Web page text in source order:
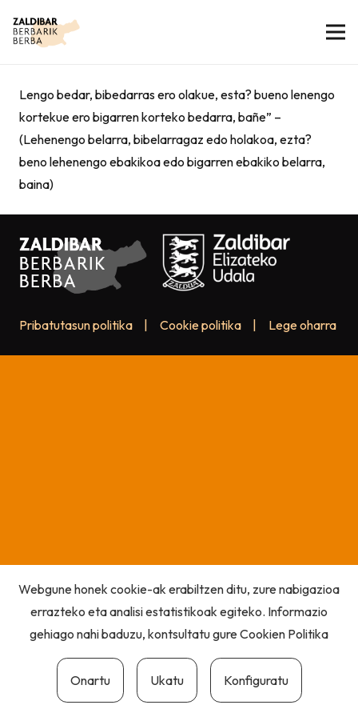
Lengo bedar, bibedarras ero olakue, esta? bueno lenengo
kortekue ero bigarren korteko bedarra, bañe” –
(Lehenengo belarra, bibelarragaz edo holakoa, ezta?
beno lehenengo ebakikoa edo bigarren ebakiko belarra,
baina)
Pribatutasun politika Cookie politika Lege oharra
Webgune honek cookie-ak erabiltzen ditu, zure nabigazioa
errazteko eta analisi estatistikoak egiteko. Informazio
gehiago nahi baduzu, kontsultatu gureCookien Politika
Onartu Ukatu Konfiguratu